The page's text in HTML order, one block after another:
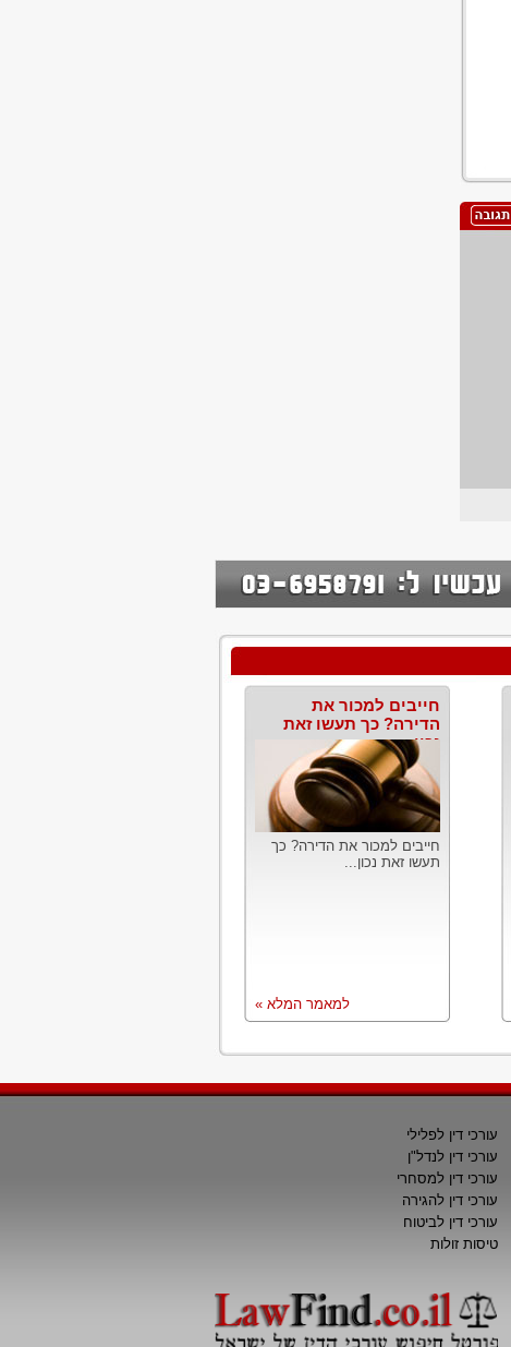
חייבים למכור את
הדירה? כך תעשו זאת
נכון
חייבים למכור את הדירה? כך
תעשו זאת נכון...
למאמר המלא »
עורכי דין לפלילי
עורכי דין לנדל"ן
עורכי דין למסחרי
עורכי דין להגירה
עורכי דין לביטוח
טיסות זולות